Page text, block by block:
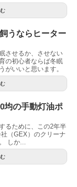
うならヒーター
させるか、させない
の初心者ならば冬眠
がいいと思います。
均の手動灯油ポ
るために、この2年半
（GEX）のクリーナ
しか...